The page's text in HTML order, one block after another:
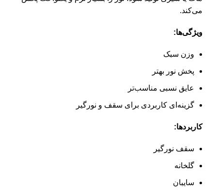
می‌کند.
ویژگی‌ها:
وزن سبک
پخش نور بهتر
عایق نسبی مناسب‌تر
گزینه‌ای کاربردی برای سقف و نورگیر
کاربردها:
سقف نورگیر
گلخانه
سایبان